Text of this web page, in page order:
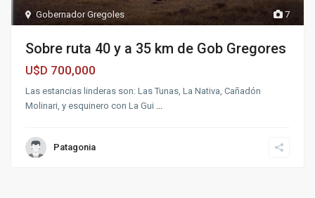
7
Gobernador Gregoles
Sobre ruta 40 y a 35 km de Gob Gregores
U$D 700,000
Las estancias linderas son: Las Tunas, La Nativa, Cañadón
Molinari, y esquinero con La Gui ...
Patagonia